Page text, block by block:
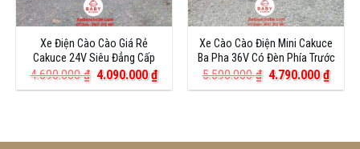
Xe Điện Cào Cào Giá Rẻ
Cakuce 24V Siêu Đẳng Cấp
4.690.000₫ Giá
gốc
4.090.000₫Giá
hiện
Xe Cào Cào Điện Mini Cakuce
Ba Pha 36V Có Đèn Phía Trước
5.590.000₫ Giá
gốc
4.790.000₫Giá
hiện